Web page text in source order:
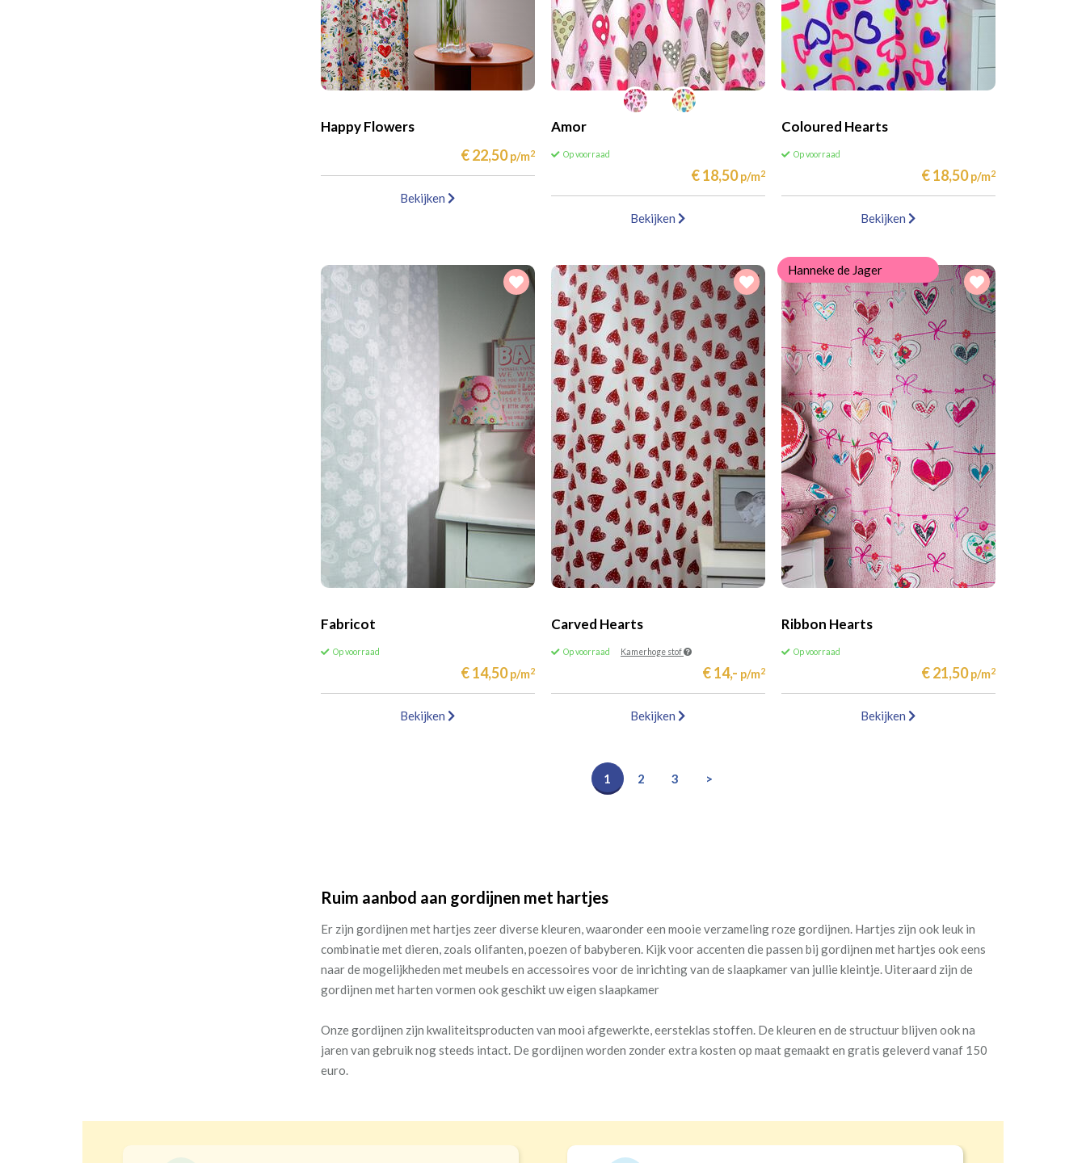
Happy Flowers
€ 22,50 p/m2
Bekijken
Amor
Op voorraad
€ 18,50 p/m2
Bekijken
Coloured Hearts
Op voorraad
€ 18,50 p/m2
Bekijken
Fabricot
Op voorraad
€ 14,50 p/m2
Bekijken
Carved Hearts
Op voorraad Kamerhoge stof
€ 14,- p/m2
Bekijken
Hanneke de Jager
Ribbon Hearts
Op voorraad
€ 21,50 p/m2
Bekijken
1 2 3 >
Ruim aanbod aan gordijnen met hartjes
Er zijn gordijnen met hartjes zeer diverse kleuren, waaronder een mooie verzameling roze gordijnen. Hartjes zijn ook leuk in
combinatie met dieren, zoals olifanten, poezen of babyberen. Kijk voor accenten die passen bij gordijnen met hartjes ook eens
naar de mogelijkheden met meubels en accessoires voor de inrichting van de slaapkamer van jullie kleintje. Uiteraard zijn de
gordijnen met harten vormen ook geschikt uw eigen slaapkamer
Onze gordijnen zijn kwaliteitsproducten van mooi afgewerkte, eersteklas stoffen. De kleuren en de structuur blijven ook na
jaren van gebruik nog steeds intact. De gordijnen worden zonder extra kosten op maat gemaakt en gratis geleverd vanaf 150
euro.